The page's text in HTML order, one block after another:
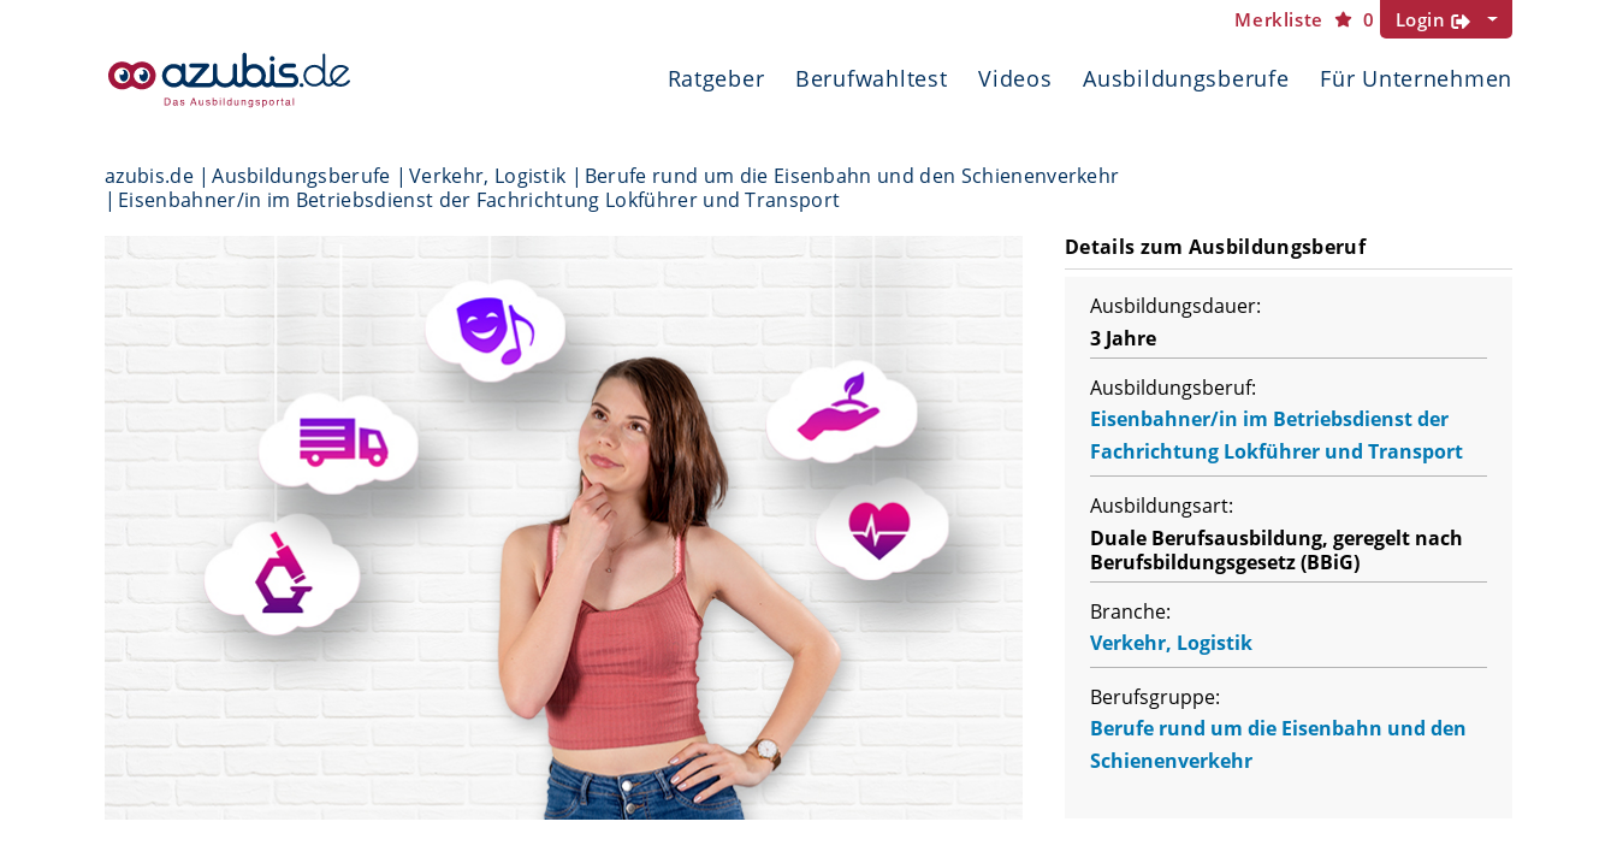
Merkliste 0 Login
Ratgeber Berufwahltest Videos Ausbildungsberufe Für Unternehmen
azubis.de Ausbildungsberufe Verkehr, Logistik
Berufe rund um die Eisenbahn und den Schienenverkehr
Eisenbahner/in im Betriebsdienst der Fachrichtung Lokführer und Transport
Details zum Ausbildungsberuf
Ausbildungsdauer:
3 Jahre
Ausbildungsberuf:
Eisenbahner/in im Betriebsdienst der
Fachrichtung Lokführer und Transport
Ausbildungsart:
Duale Berufsausbildung, geregelt nach
Berufsbildungsgesetz (BBiG)
Branche:
Verkehr, Logistik
Berufsgruppe:
Berufe rund um die Eisenbahn und den
Schienenverkehr